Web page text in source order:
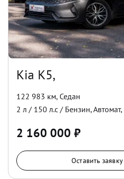
Kia K5,
122 983 км, Седан
2 л / 150 л.с / Бензин,Автомат,
2 160 000 ₽
Оставить заявку